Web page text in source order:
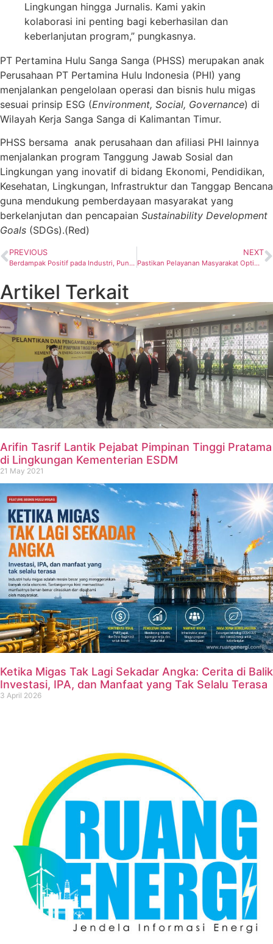
Lingkungan hingga Jurnalis. Kami yakin
kolaborasi ini penting bagi keberhasilan dan
keberlanjutan program,” pungkasnya.
PT Pertamina Hulu Sanga Sanga (PHSS) merupakan anak
Perusahaan PT Pertamina Hulu Indonesia (PHI) yang
menjalankan pengelolaan operasi dan bisnis hulu migas
sesuai prinsip ESG (Environment, Social, Governance) di
Wilayah Kerja Sanga Sanga di Kalimantan Timur.
PHSS bersama anak perusahaan dan afiliasi PHI lainnya
menjalankan program Tanggung Jawab Sosial dan
Lingkungan yang inovatif di bidang Ekonomi, Pendidikan,
Kesehatan, Lingkungan, Infrastruktur dan Tanggap Bencana
guna mendukung pemberdayaan masyarakat yang
berkelanjutan dan pencapaian Sustainability Development
Goals (SDGs).(Red)
PREVIOUS
Berdampak Positif pada Industri, Puncak Forum Kapnas Kembali Digelar di Jakarta
NEXT
Pastikan Pelayanan Masyarakat Optimal, PLN Cek Kesehatan Pegawai
Artikel Terkait
Arifin Tasrif Lantik Pejabat Pimpinan Tinggi Pratama
di Lingkungan Kementerian ESDM
21 May 2021
Ketika Migas Tak Lagi Sekadar Angka: Cerita di Balik
Investasi, IPA, dan Manfaat yang Tak Selalu Terasa
3 April 2026